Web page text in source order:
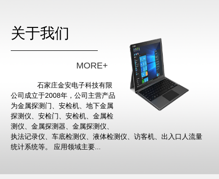
关于我们
MORE+
石家庄金安电子科技有限
公司成立于2008年，公司主营产品
为金属探测门、安检机、地下金属
探测仪、安检门、安检机、金属检
测仪、金属探测器、金属探测仪、
执法记录仪、车底检测仪、液体检测仪、访客机、出入口人流量
统计系统等。 应用领域主要...